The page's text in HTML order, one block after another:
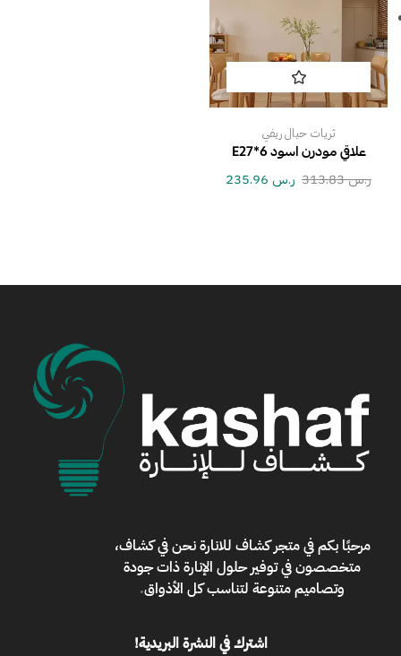
ثريات حبال ريفي
علاقي مودرن اسود E27*6
ر.س313.83 ر.س
مرحبًا بكم فيمتجر كشاف للانارةنحن في كشاف،
متخصصون في توفير حلول الإنارة ذات جودة
وتصاميم متنوعة لتناسب كل الأذواق.
اشترك في النشرة البريدية!